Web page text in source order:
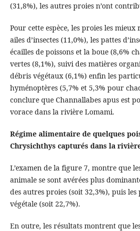
(31,8%), les autres proies n’ont
Pour cette espèce, les proies les mieux
ailes d’insectes (11,0%), les pattes
écailles de poissons et la boue (8,6%
vertes (8,1%), suivi des matières
débris végétaux (6,1%) enfin les
hyménoptères (5,7% et 5,3% pour
conclure que Channallabes apus est
vorace dans la rivière Lomami.
Régime alimentaire de quelques
Chrysichthys capturés dans la
L’examen de la figure 7, montre que
animale se sont avérées plus
des autres proies (soit 32,3%), puis les
végétale (soit 22,7%).
En outre, les résultats montrent que